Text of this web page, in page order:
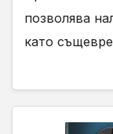
позволява
като